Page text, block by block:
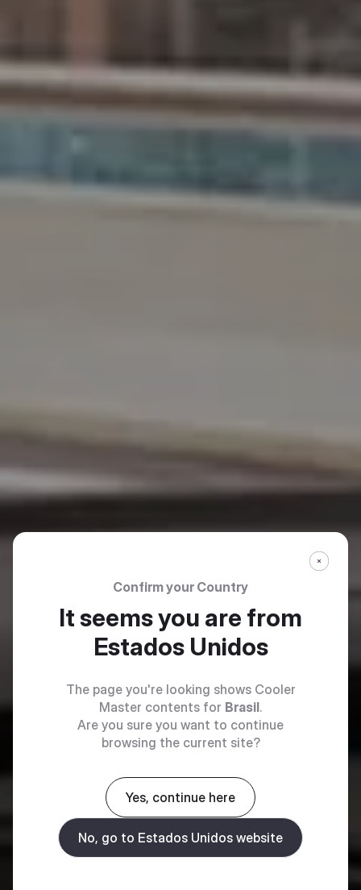
Confirm your Country
It seems you are from
Estados Unidos
The page you're looking shows Cooler
Master contents for Brasil.
Are you sure you want to continue
browsing the current site?
Yes, continue here
No, go to Estados Unidos website